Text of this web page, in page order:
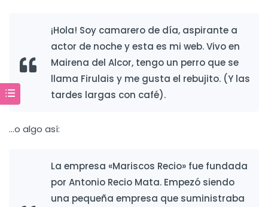
¡Hola! Soy camarero de día, aspirante a
actor de noche y esta es mi web. Vivo en
Mairena del Alcor, tengo un perro que se
llama Firulais y me gusta el rebujito. (Y las
tardes largas con café).
…o algo así:
La empresa «Mariscos Recio» fue fundada
por Antonio Recio Mata. Empezó siendo
una pequeña empresa que suministraba